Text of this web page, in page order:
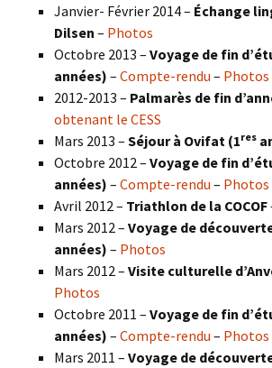
Janvier- Février 2014 – Échange
Dilsen – Photos
Octobre 2013 – Voyage de fin
années) – Compte-rendu – Photos
2012-2013 – Palmarès de fin
obtenant le CESS
Mars 2013 – Séjour à Ovifat (1res
Octobre 2012 – Voyage de fin
années) – Compte-rendu – Photos
Avril 2012 – Triathlon de la COCOF
Mars 2012 – Voyage de
années) – Photos
Mars 2012 – Visite culturelle
Photos
Octobre 2011 – Voyage de fin
années) – Compte-rendu – Photos
Mars 2011 – Voyage de